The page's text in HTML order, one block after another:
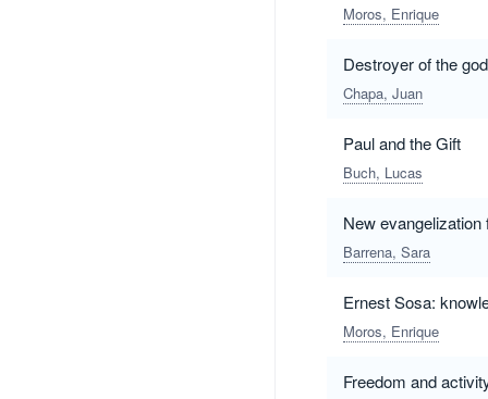
Moros, Enrique
Destroyer of the
Chapa, Juan
Paul and the Gift
Buch, Lucas
New
Barrena, Sara
Ernest Sosa:
Moros, Enrique
Freedom and